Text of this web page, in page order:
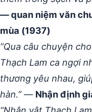
— quan niệm văn
mùa (1937)
“Qua câu chuyện
Thạch Lam ca ngợi
thương yêu nhau,
hàn.”— Nhận định